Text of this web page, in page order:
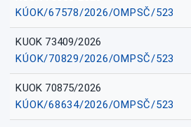
KÚOK/67578/2026/OMPSČ/523
KUOK 73409/2026
KÚOK/70829/2026/OMPSČ/523
KUOK 70875/2026
KÚOK/68634/2026/OMPSČ/523